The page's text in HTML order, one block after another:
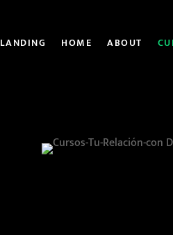
LANDING HOME ABOUT